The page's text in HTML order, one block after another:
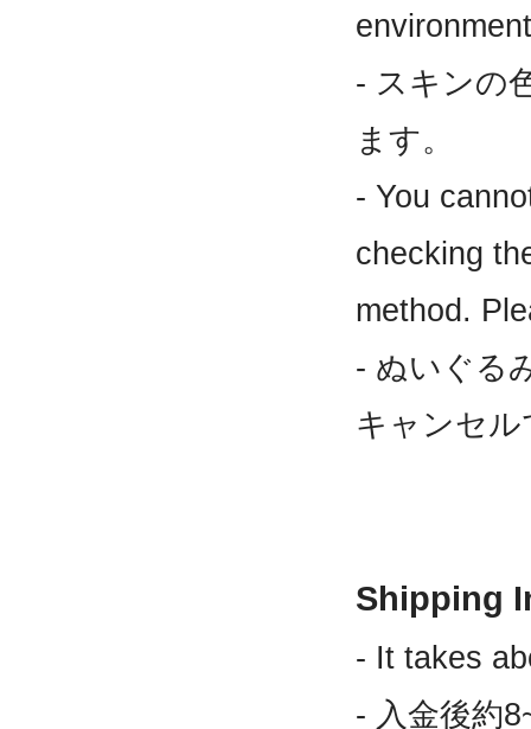
- スキンの
ます。
- You
checking
method.
- ぬいぐる
キャンセ
Shipping
- It takes
- 入金後約